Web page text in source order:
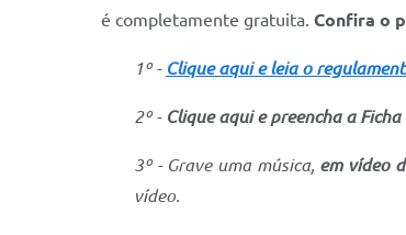
é completamente gratuita. Confira o
1º - Clique aqui e leia o
2º - Clique aqui e preencha a Ficha
3º - Grave uma música, em vídeo
vídeo.